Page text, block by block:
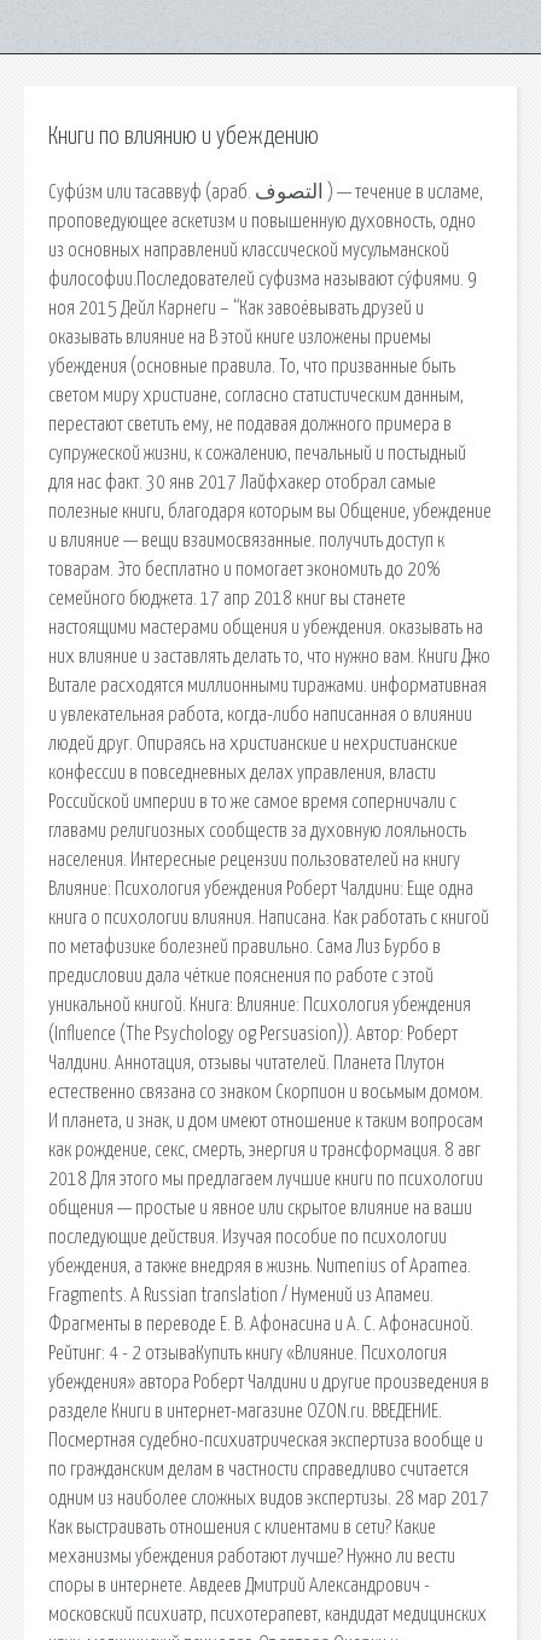
Книги по влиянию и убеждению
Суфи́зм или тасаввуф (араб. التصوف ‎) — течение в исламе,
проповедующее аскетизм и повышенную духовность, одно
из основных направлений классической мусульманской
философии.Последователей суфизма называют су́фиями. 9
ноя 2015 Дейл Карнеги – “Как завоёвывать друзей и
оказывать влияние на В этой книге изложены приемы
убеждения (основные правила. То, что призванные быть
светом миру христиане, согласно статистическим данным,
перестают светить ему, не подавая должного примера в
супружеской жизни, к сожалению, печальный и постыдный
для нас факт. 30 янв 2017 Лайфхакер отобрал самые
полезные книги, благодаря которым вы Общение, убеждение
и влияние — вещи взаимосвязанные. получить доступ к
товарам. Это бесплатно и помогает экономить до 20%
семейного бюджета. 17 апр 2018 книг вы станете
настоящими мастерами общения и убеждения. оказывать на
них влияние и заставлять делать то, что нужно вам. Книги Джо
Витале расходятся миллионными тиражами. информативная
и увлекательная работа, когда-либо написанная о влиянии
людей друг. Опираясь на христианские и нехристианские
конфессии в повседневных делах управления, власти
Российской империи в то же самое время соперничали с
главами религиозных сообществ за духовную лояльность
населения. Интересные рецензии пользователей на книгу
Влияние: Психология убеждения Роберт Чалдини: Еще одна
книга о психологии влияния. Написана. Как работать с книгой
по метафизике болезней правильно. Сама Лиз Бурбо в
предисловии дала чёткие пояснения по работе с этой
уникальной книгой. Книга: Влияние: Психология убеждения
(Influence (The Psychology og Persuasion)). Автор: Роберт
Чалдини. Аннотация, отзывы читателей. Планета Плутон
естественно связана со знаком Скорпион и восьмым домом.
И планета, и знак, и дом имеют отношение к таким вопросам
как рождение, секс, смерть, энергия и трансформация. 8 авг
2018 Для этого мы предлагаем лучшие книги по психологии
общения — простые и явное или скрытое влияние на ваши
последующие действия. Изучая пособие по психологии
убеждения, а также внедряя в жизнь. Numenius of Apamea.
Fragments. A Russian translation / Нумений из Апамеи.
Фрагменты в переводе Е. В. Афонасина и А. С. Афонасиной.
Рейтинг: 4 - 2 отзываКупить книгу «Влияние. Психология
убеждения» автора Роберт Чалдини и другие произведения в
разделе Книги в интернет-магазине OZON.ru. ВВЕДЕНИЕ.
Посмертная судебно-психиатрическая экспертиза вообще и
по гражданским делам в частности справедливо считается
одним из наиболее сложных видов экспертизы. 28 мар 2017
Как выстраивать отношения с клиентами в сети? Какие
механизмы убеждения работают лучше? Нужно ли вести
споры в интернете. Авдеев Дмитрий Александрович -
московский психиатр, психотерапевт, кандидат медицинских